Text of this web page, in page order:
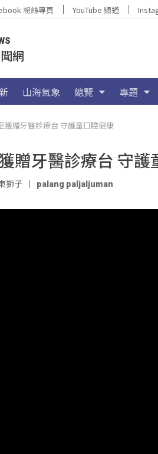
粉絲專頁 YouTube 頻道
網
山海氣象 總覽 專題
獲贈牙醫診療台 守護童口腔健康
贈牙醫診療台 守護
獅子 palang paljaljuman